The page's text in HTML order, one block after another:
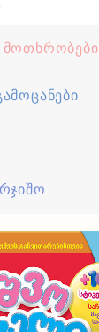
მოთხრობები